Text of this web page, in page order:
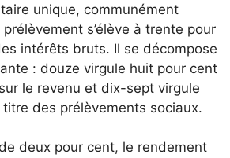
unique, communément
s’élève à trente pour
intérêts bruts. Il se décompose
: douze virgule huit pour cent
le revenu et dix-sept virgule
des prélèvements sociaux.
deux pour cent, le rendement